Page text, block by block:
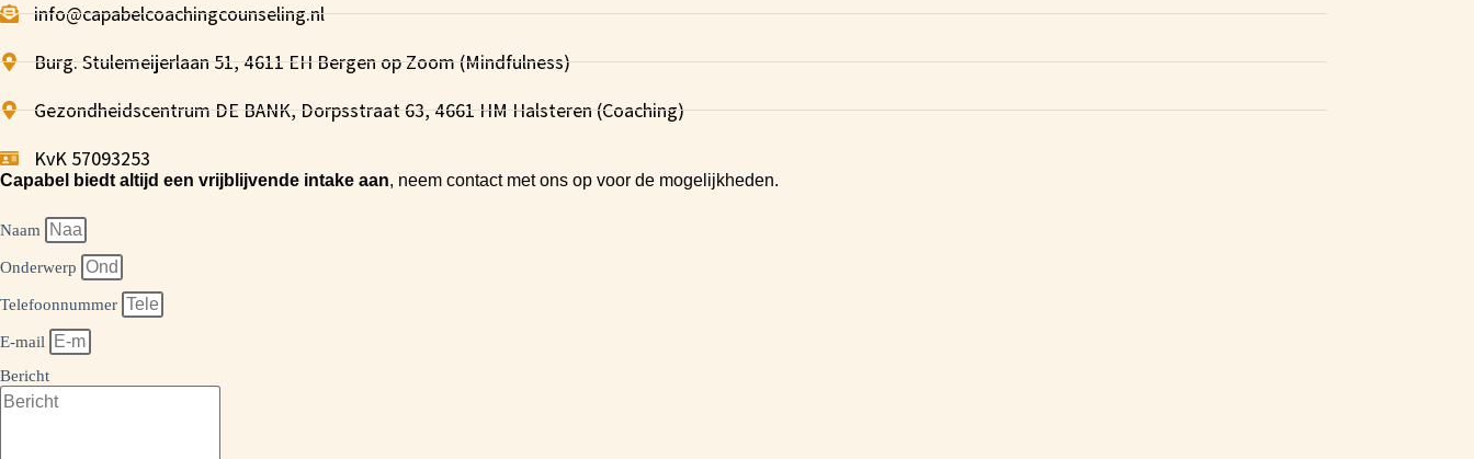
info@capabelcoachingcounseling.nl
Burg. Stulemeijerlaan 51, 4611 EH Bergen op Zoom (Mindfulness)
Gezondheidscentrum DE BANK, Dorpsstraat 63, 4661 HM Halsteren (Coaching)
KvK 57093253
Capabel biedt altijd een vrijblijvende intake aan, neem contact met ons op voor de mogelijkheden.
Naam
Onderwerp
Telefoonnummer
E-mail
Bericht